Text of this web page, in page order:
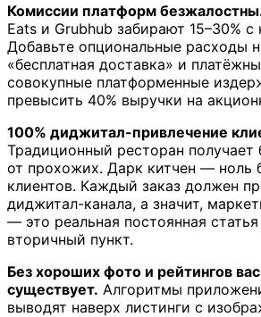
Комиссии платформ
Eats и Grubhub забирают 15–30% с
Добавьте опциональные расходы
«бесплатная доставка» и
совокупные платформенные
превысить 40% выручки на
100% диджитал-привлечение
Традиционный ресторан получает
от прохожих. Дарк китчен — ноль
клиентов. Каждый заказ должен
диджитал-канала, а значит,
— это реальная постоянная
вторичный пункт.
Без хороших фото и рейтингов
существует. Алгоритмы
выводят наверх листинги с